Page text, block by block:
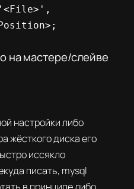
'<File>',
на мастере/слейве
настройки либо
жёсткого диска его
иссякло
писать, mysql